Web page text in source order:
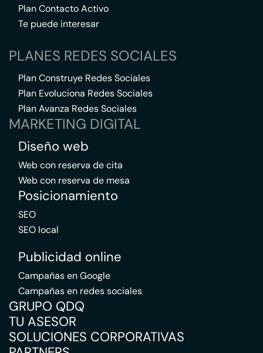
Plan Contacto Activo
Te puede interesar
PLANES REDES SOCIALES
Plan Construye Redes Sociales
Plan Evoluciona Redes Sociales
Plan Avanza Redes Sociales
MARKETING DIGITAL
Diseño web
Web con reserva de cita
Web con reserva de mesa
Posicionamiento
SEO
SEO local
Publicidad online
Campañas en Google
Campañas en redes sociales
GRUPO QDQ
TU ASESOR
SOLUCIONES CORPORATIVAS